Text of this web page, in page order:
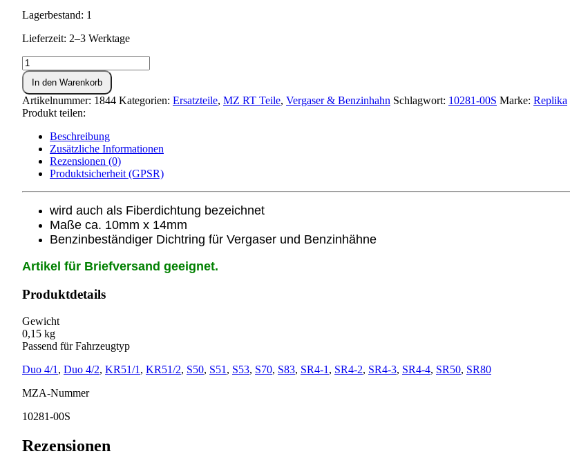
Lagerbestand: 1
Lieferzeit: 2–3 Werktage
Dichtung
Ø10x14
für
Schwimmernadelventil
Menge
In den Warenkorb
Artikelnummer: 1844 Kategorien: Ersatzteile, MZ RT Teile, Vergaser & Benzinhahn Schlagwort: 10281-00S Marke: Replika
Produkt teilen:
Beschreibung
Zusätzliche Informationen
Rezensionen (0)
Produktsicherheit (GPSR)
wird auch als Fiberdichtung bezeichnet
Maße ca. 10mm x 14mm
Benzinbeständiger Dichtring für Vergaser und Benzinhähne
Artikel für Briefversand geeignet.
Produktdetails
Gewicht
0,15 kg
Passend für Fahrzeugtyp
Duo 4/1 , Duo 4/2, KR51/1 , KR51/2, S50, S51 , S53, S70, S83, SR4-1 , SR4-2, SR4-3, SR4-4, SR50, SR80
MZA-Nummer
10281-00S
Rezensionen